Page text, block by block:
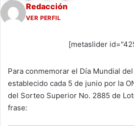
Redacción
VER PERFIL
[metaslider
Para conmemorar el Día Mundial
establecido cada 5 de junio por la
del Sorteo Superior No. 2885 de
frase: